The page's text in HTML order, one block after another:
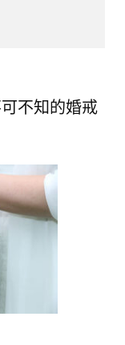
不知的婚戒